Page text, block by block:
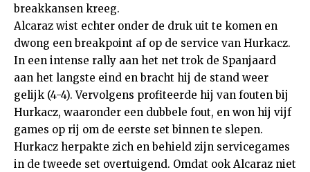
breakkansen kreeg.
Alcaraz wist echter onder de druk uit te komen en
dwong een breakpoint af op de service van Hurkacz.
In een intense rally aan het net trok de Spanjaard
aan het langste eind en bracht hij de stand weer
gelijk (4-4). Vervolgens profiteerde hij van fouten bij
Hurkacz, waaronder een dubbele fout, en won hij vijf
games op rij om de eerste set binnen te slepen.
Hurkacz herpakte zich en behield zijn servicegames
in de tweede set overtuigend. Omdat ook Alcaraz niet